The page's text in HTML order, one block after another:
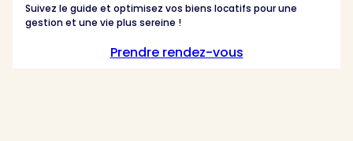
Suivez le guide et optimisez vos biens locatifs pour une
gestion et une vie plus sereine !
Prendre rendez-vous